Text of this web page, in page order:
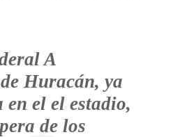
A
Huracán, ya
en el el estadio,
de los